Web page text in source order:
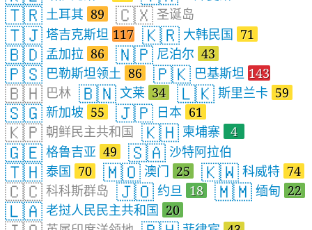
🇹🇷 土耳其 89 🇨🇽 圣诞岛
🇹🇯 塔吉克斯坦 117 🇰🇷 大韩民国 71
🇧🇩 孟加拉 86 🇳🇵 尼泊尔 43
🇵🇸 巴勒斯坦领土 86 🇵🇰 巴基斯坦 143
🇧🇭 巴林 🇧🇳 文莱 34 🇱🇰 斯里兰卡 59
🇸🇬 新加坡 55 🇯🇵 日本 61
🇰🇵 朝鲜民主共和国 🇰🇭 柬埔寨 4
🇬🇪 格鲁吉亚 49 🇸🇦 沙特阿拉伯
🇹🇭 泰国 70 🇲🇴 澳门 25 🇰🇼 科威特 74
🇨🇨 科科斯群岛 🇯🇴 约旦 18 🇲🇲 缅甸 22
🇱🇦 老挝人民民主共和国 20